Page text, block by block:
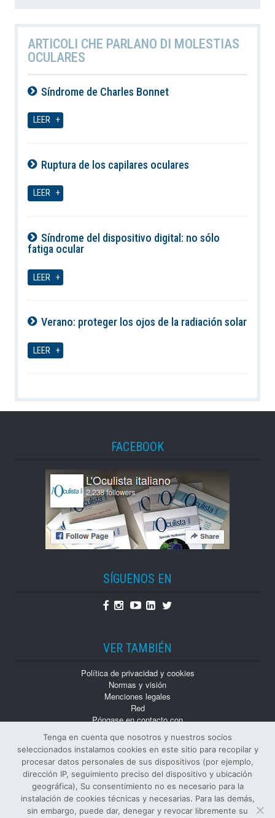
ARTICOLI CHE PARLANO DI MOLESTIAS
OCULARES
Síndrome de Charles Bonnet
LEER
Ruptura de los capilares oculares
LEER
Síndrome del dispositivo digital: no sólo
fatiga ocular
LEER
Verano: proteger los ojos de la radiación solar
LEER
FACEBOOK
SÍGUENOS EN
Facebook
Instagram
YoutubeLinkedin
Twitter
VER TAMBIÉN
Política de privacidad y cookies
Normas y visión
Menciones legales
Red
Póngase en contacto con
Monografías
Números atrasados
Tenga en cuenta que nosotros y nuestros socios
seleccionados instalamos cookies en este sitio para recopilar y
procesar datos personales de sus dispositivos (por ejemplo,
dirección IP, seguimiento preciso del dispositivo y ubicación
geográfica), Su consentimiento no es necesario para la
instalación de cookies técnicas y necesarias. Para las demás,
sin embargo, puede dar, denegar y revocar libremente su